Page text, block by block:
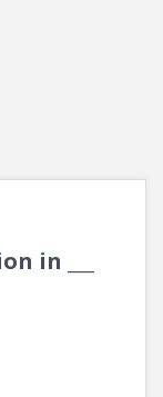
in ___